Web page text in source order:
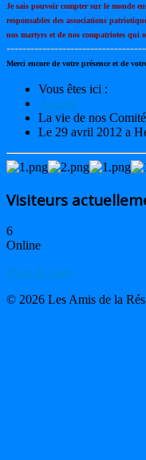
Je sais pouvoir compter sur le monde
responsables des associations
nos martyrs et de nos compatriotes qui
Merci encore de votre présence et de
Vous êtes ici :
Accueil
La vie de nos
Le 29 avril 2012 a
Visiteurs
6
Online
Haut de page
© 2026 Les Amis de la